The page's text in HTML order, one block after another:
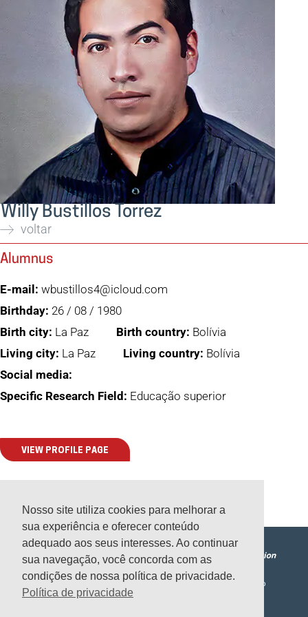
Willy Bustillos Torrez
voltar
Alumnus
E-mail: wbustillos4@icloud.com
Birthday: 26 / 08 / 1980
Birth city: La Paz Birth country: Bolívia
Living city: La Paz Living country: Bolívia
Social media:
Specific Research Field: Educação superior
VIEW PROFILE PAGE
CARIOLOGIA CONTATO
Nosso site utiliza cookies para melhorar a
sua experiência e oferecer conteúdo
adequado aos seus interesses. Ao continuar
sua navegação, você concorda com as
condições de nossa política de privacidade.
Política de privacidade